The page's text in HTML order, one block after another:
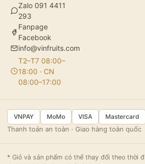
Zalo 091 4411
293
Fanpage
Facebook
info@vinfruits.com
T2–T7 08:00–
18:00 · CN
08:00–17:00
VNPAY MoMo VISA Mastercard
Thanh toán an toàn · Giao hàng toàn quốc
* Giỏ và sản phẩm có thể thay đổi theo thời